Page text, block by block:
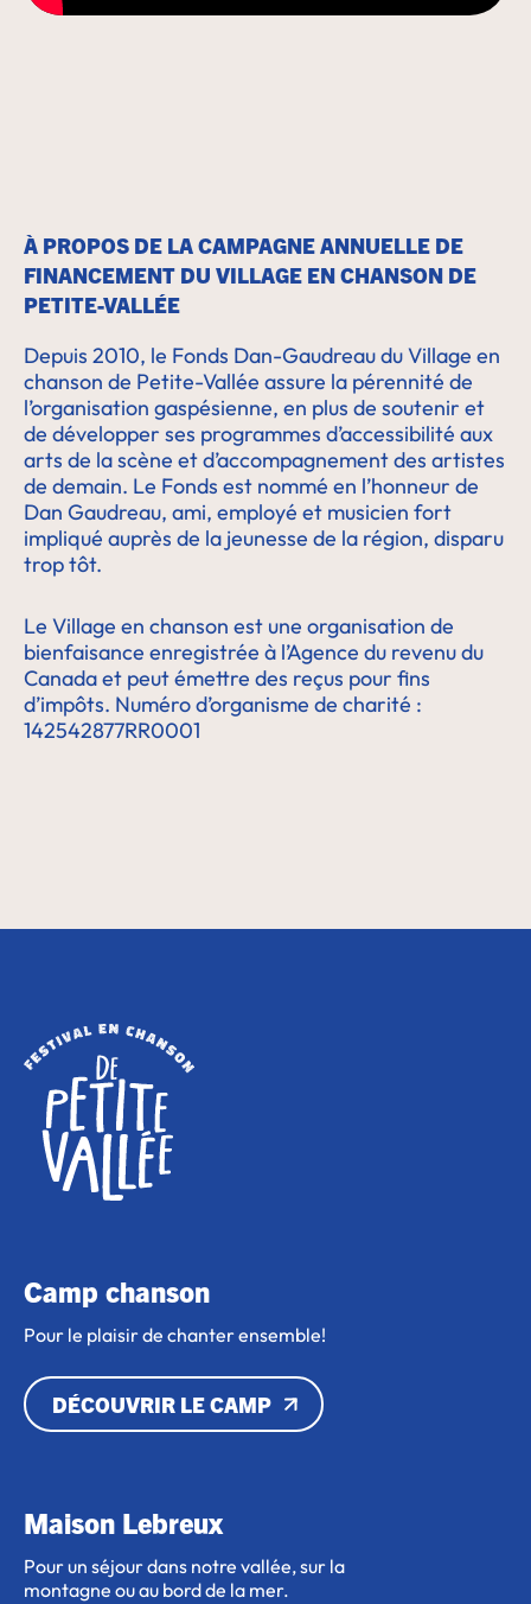
À PROPOS DE LA CAMPAGNE ANNUELLE DE
FINANCEMENT DU VILLAGE EN CHANSON DE
PETITE-VALLÉE
Depuis 2010, le Fonds Dan-Gaudreau du Village en
chanson de Petite-Vallée assure la pérennité de
l’organisation gaspésienne, en plus de soutenir et
de développer ses programmes d’accessibilité aux
arts de la scène et d’accompagnement des artistes
de demain. Le Fonds est nommé en l’honneur de
Dan Gaudreau, ami, employé et musicien fort
impliqué auprès de la jeunesse de la région, disparu
trop tôt.
Le Village en chanson est une organisation de
bienfaisance enregistrée à l’Agence du revenu du
Canada et peut émettre des reçus pour fins
d’impôts. Numéro d’organisme de charité :
142542877RR0001
Camp chanson
Pour le plaisir de chanter ensemble!
DÉCOUVRIR LE CAMP
Maison Lebreux
Pour un séjour dans notre vallée, sur la
montagne ou au bord de la mer.